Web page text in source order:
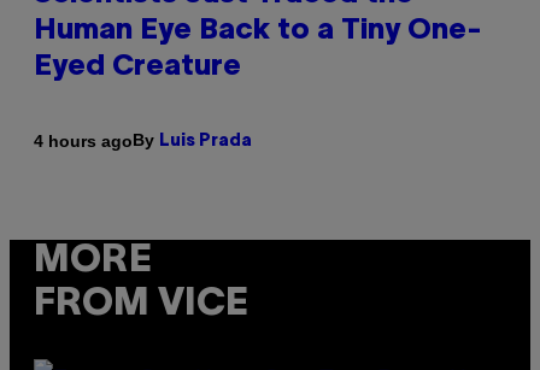
Human Eye Back to a Tiny One-
Eyed Creature
4 hours agoBy Luis Prada
MORE
FROM VICE